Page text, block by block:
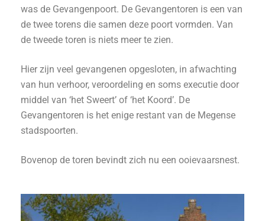
was de Gevangenpoort. De Gevangentoren is een van
de twee torens die samen deze poort vormden. Van
de tweede toren is niets meer te zien.
Hier zijn veel gevangenen opgesloten, in afwachting
van hun verhoor, veroordeling en soms executie door
middel van ‘het Sweert’ of ‘het Koord’. De
Gevangentoren is het enige restant van de Megense
stadspoorten.
Bovenop de toren bevindt zich nu een ooievaarsnest.